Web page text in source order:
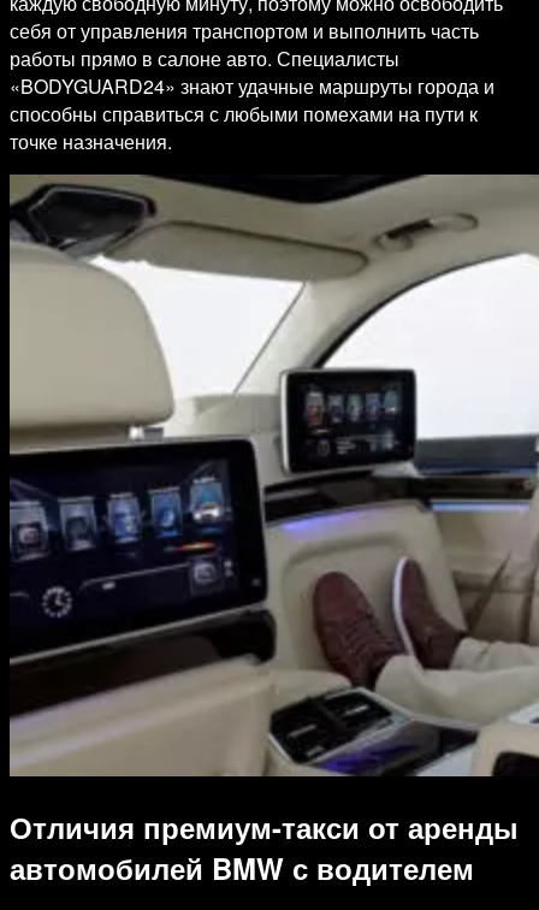
себя от управления транспортом и выполнить часть
работы прямо в салоне авто. Специалисты
«BODYGUARD24» знают удачные маршруты города и
способны справиться с любыми помехами на пути к
точке назначения.
Отличия премиум-такси от аренды
автомобилей BMW с водителем